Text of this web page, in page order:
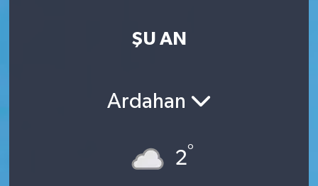
ŞU AN
Ardahan
2°
Tüm Manşetler
Son Dakika Haberleri